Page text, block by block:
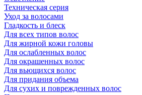
Техническая серия
Уход за волосами
Гладкость и блеск
Для всех типов волос
Для жирной кожи головы
Для ослабленных волос
Для окрашенных волос
Для вьющихся волос
Для придания объема
Для сухих и поврежденных волос